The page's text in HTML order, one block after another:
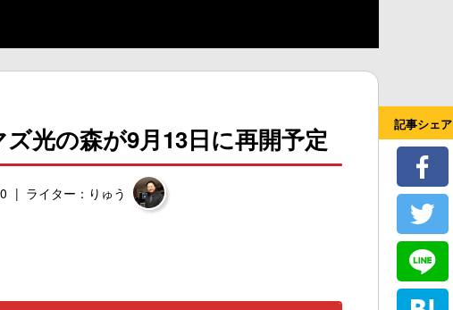
光の森が9月13日に再開予定
ライター：りゅう
記事シェア